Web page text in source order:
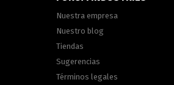
Nuestra empresa
Nuestro blog
Tiendas
Sugerencias
Términos legales